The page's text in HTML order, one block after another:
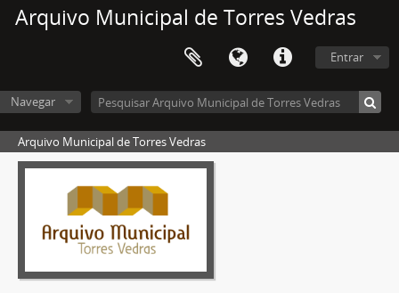
Arquivo Municipal de Torres Vedras
Entrar
Navegar
Arquivo Municipal de Torres Vedras